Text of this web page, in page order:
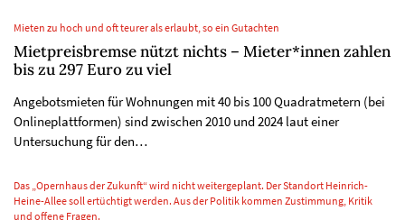
Mieten zu hoch und oft teurer als erlaubt, so ein Gutachten
Mietpreisbremse nützt nichts – Mieter*innen zahlen
bis zu 297 Euro zu viel
Angebotsmieten für Wohnungen mit 40 bis 100 Quadratmetern (bei
Onlineplattformen) sind zwischen 2010 und 2024 laut einer
Untersuchung für den…
Das „Opernhaus der Zukunft“ wird nicht weitergeplant. Der Standort Heinrich-
Heine-Allee soll ertüchtigt werden. Aus der Politik kommen Zustimmung, Kritik
und offene Fragen.